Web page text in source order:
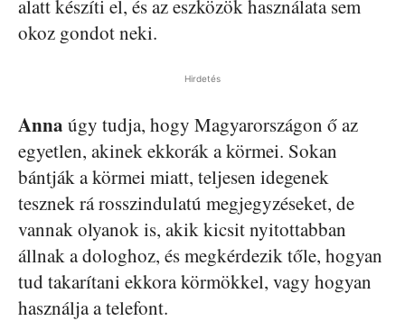
alatt készíti el, és az eszközök használata sem
okoz gondot neki.
Hirdetés
Anna úgy tudja, hogy Magyarországon ő az
egyetlen, akinek ekkorák a körmei. Sokan
bántják a körmei miatt, teljesen idegenek
tesznek rá rosszindulatú megjegyzéseket, de
vannak olyanok is, akik kicsit nyitottabban
állnak a dologhoz, és megkérdezik tőle, hogyan
tud takarítani ekkora körmökkel, vagy hogyan
használja a telefont.